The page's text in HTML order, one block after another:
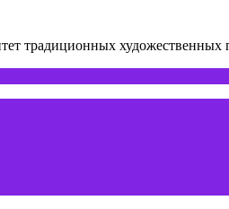
традиционных художественных